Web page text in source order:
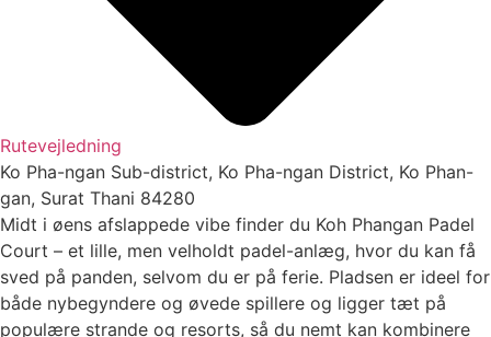
Rutevejledning
Ko Pha-ngan Sub-district, Ko Pha-ngan District, Ko Phan-
gan, Surat Thani 84280
Midt i øens afslappede vibe finder du Koh Phangan Padel
Court – et lille, men velholdt padel-anlæg, hvor du kan få
sved på panden, selvom du er på ferie. Pladsen er ideel for
både nybegyndere og øvede spillere og ligger tæt på
populære strande og resorts, så du nemt kan kombinere